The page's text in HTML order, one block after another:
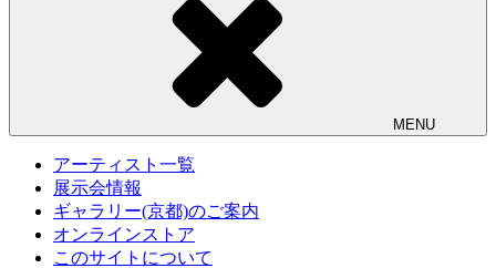
MENU
アーティスト一覧
展示会情報
ギャラリー(京都)のご案内
オンラインストア
このサイトについて